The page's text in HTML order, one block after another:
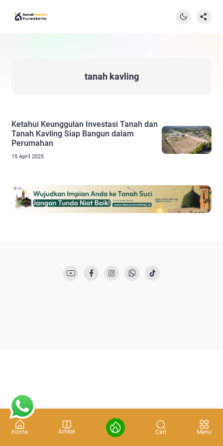
tanah kavling
Ketahui Keunggulan Investasi Tanah dan
Tanah Kavling Siap Bangun dalam
Perumahan
15 April 2025
Home Artikel Cari Menu